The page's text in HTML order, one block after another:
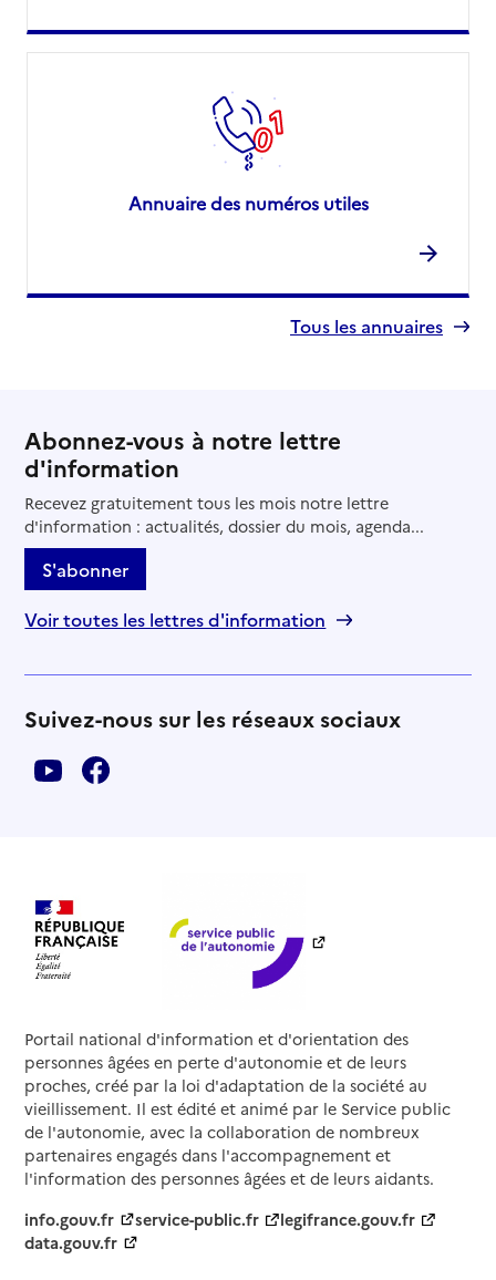
Annuaire des numéros utiles
Tous les annuaires
Abonnez-vous à notre lettre
d'information
Recevez gratuitement tous les mois notre lettre
d'information : actualités, dossier du mois, agenda...
S'abonner
Voir toutes les lettres d'information
Suivez-nous sur les réseaux sociaux
Portail national d'information et d'orientation des
personnes âgées en perte d'autonomie et de leurs
proches, créé par la loi d'adaptation de la société au
vieillissement. Il est édité et animé par le Service public
de l'autonomie, avec la collaboration de nombreux
partenaires engagés dans l'accompagnement et
l'information des personnes âgées et de leurs aidants.
info.gouv.fr
service-public.fr
legifrance.gouv.fr
data.gouv.fr